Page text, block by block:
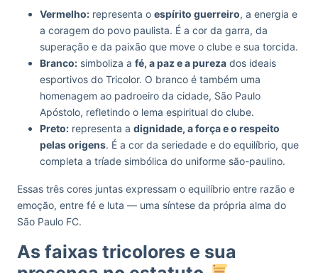
Vermelho: representa o espírito guerreiro, a energia e
a coragem do povo paulista. É a cor da garra, da
superação e da paixão que move o clube e sua torcida.
Branco: simboliza a fé, a paz e a pureza dos ideais
esportivos do Tricolor. O branco é também uma
homenagem ao padroeiro da cidade, São Paulo
Apóstolo, refletindo o lema espiritual do clube.
Preto: representa a dignidade, a força e o respeito
pelas origens. É a cor da seriedade e do equilíbrio, que
completa a tríade simbólica do uniforme são-paulino.
Essas três cores juntas expressam o equilíbrio entre razão e
emoção, entre fé e luta — uma síntese da própria alma do
São Paulo FC.
As faixas tricolores e sua